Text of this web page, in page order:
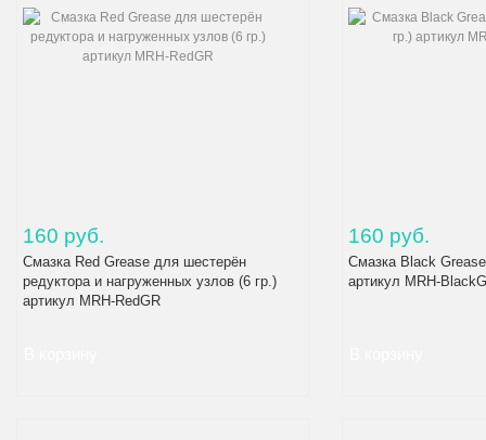
160 руб.
Смазка Red Grease для шестерён
редуктора и нагруженных узлов (6 гр.)
артикул MRH-RedGR
160 руб.
Смазка Black
артикул MRH-